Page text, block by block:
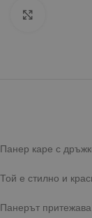
Панер каре с
Той е стилно и
Панерът